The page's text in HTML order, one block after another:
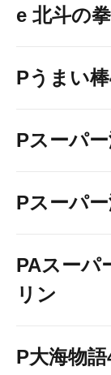
e 北斗の
Pうまい
Pスーパ
Pスーパ
PAスーパ
リン
P大海物